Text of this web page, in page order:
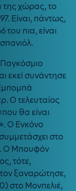
της χώρας, το
Είναι, πάντως,
πια, είναι
εκεί συνάντησε
Ο τελευταίος
θα είναι
Ο Ενκόνο
στο
Ο Μπουφόν
τότε,
ξαναρώτησε,
στο Μονπελιέ,